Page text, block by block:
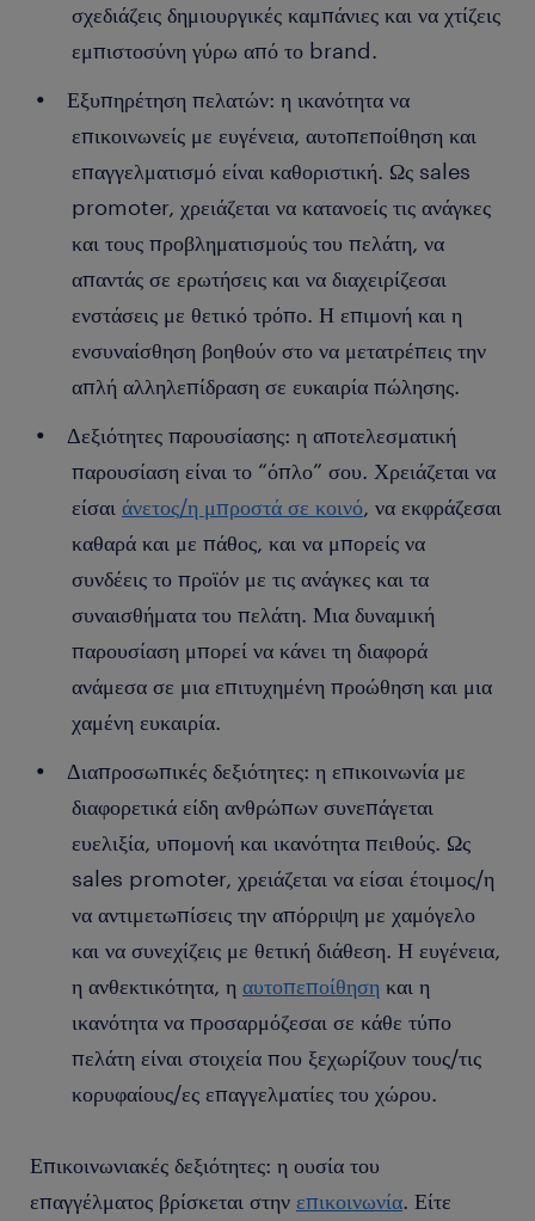
σχεδιάζεις δημιουργικές καμπάνιες και να χτίζεις
εμπιστοσύνη γύρω από το brand.
Εξυπηρέτηση πελατών: η ικανότητα να
επικοινωνείς με ευγένεια, αυτοπεποίθηση και
επαγγελματισμό είναι καθοριστική. Ως sales
promoter, χρειάζεται να κατανοείς τις ανάγκες
και τους προβληματισμούς του πελάτη, να
απαντάς σε ερωτήσεις και να διαχειρίζεσαι
ενστάσεις με θετικό τρόπο. Η επιμονή και η
ενσυναίσθηση βοηθούν στο να μετατρέπεις την
απλή αλληλεπίδραση σε ευκαιρία πώλησης.
Δεξιότητες παρουσίασης: η αποτελεσματική
παρουσίαση είναι το “όπλο” σου. Χρειάζεται να
είσαι άνετος/η μπροστά σε κοινό, να εκφράζεσαι
καθαρά και με πάθος, και να μπορείς να
συνδέεις το προϊόν με τις ανάγκες και τα
συναισθήματα του πελάτη. Μια δυναμική
παρουσίαση μπορεί να κάνει τη διαφορά
ανάμεσα σε μια επιτυχημένη προώθηση και μια
χαμένη ευκαιρία.
Διαπροσωπικές δεξιότητες: η επικοινωνία με
διαφορετικά είδη ανθρώπων συνεπάγεται
ευελιξία, υπομονή και ικανότητα πειθούς. Ως
sales promoter, χρειάζεται να είσαι έτοιμος/η
να αντιμετωπίσεις την απόρριψη με χαμόγελο
και να συνεχίζεις με θετική διάθεση. Η ευγένεια,
η ανθεκτικότητα, η αυτοπεποίθηση και η
ικανότητα να προσαρμόζεσαι σε κάθε τύπο
πελάτη είναι στοιχεία που ξεχωρίζουν τους/τις
κορυφαίους/ες επαγγελματίες του χώρου.
Επικοινωνιακές δεξιότητες: η ουσία του
επαγγέλματος βρίσκεται στην επικοινωνία. Είτε